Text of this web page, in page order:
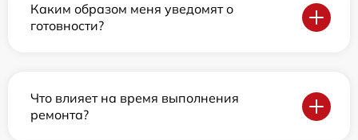
Каким образом меня уведомят о
готовности?
Что влияет на время выполнения
ремонта?